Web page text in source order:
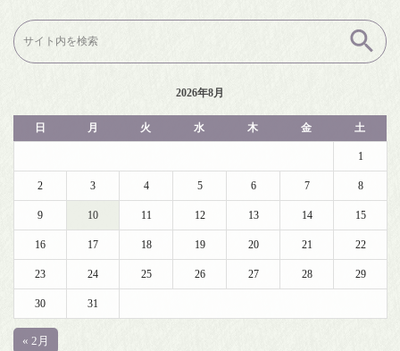
検
索:
2026年8月
日 月 火 水 木 金 土
1
2 3 4 5 6 7 8
9 10 11 12 13 14 15
16 17 18 19 20 21 22
23 24 25 26 27 28 29
30 31
« 2月